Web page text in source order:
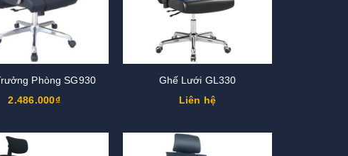
Phòng SG930
2.486.000₫
Ghế Lưới GL330
Liên hệ